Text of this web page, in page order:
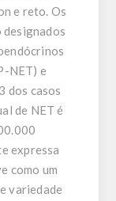
e reto. Os
NET) e
dos casos
de NET é
expressa
como um
variedade